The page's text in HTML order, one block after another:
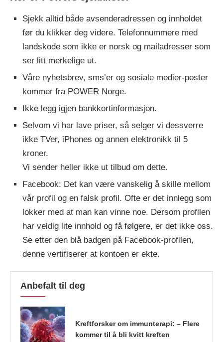
Sjekk alltid både avsenderadressen og innholdet
før du klikker deg videre. Telefonnummere med
landskode som ikke er norsk og mailadresser som
ser litt merkelige ut.
Våre nyhetsbrev, sms’er og sosiale medier-poster
kommer fra POWER Norge.
Ikke legg igjen bankkortinformasjon.
Selvom vi har lave priser, så selger vi dessverre
ikke TVer, iPhones og annen elektronikk til 5
kroner.
Vi sender heller ikke ut tilbud om dette.
Facebook: Det kan være vanskelig å skille mellom
vår profil og en falsk profil. Ofte er det innlegg som
lokker med at man kan vinne noe. Dersom profilen
har veldig lite innhold og få følgere, er det ikke oss.
Se etter den blå badgen på Facebook-profilen,
denne vertifiserer at kontoen er ekte.
Anbefalt til deg
Kreftforsker om immunterapi: – Flere
kommer til å bli kvitt kreften